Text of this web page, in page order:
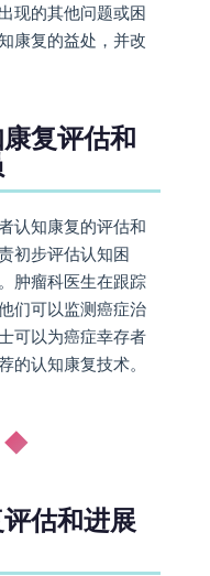
现的其他问题或困
康复的益处，并改
复评估和
认知康复的评估和
初步评估认知困
肿瘤科医生在跟踪
们可以监测癌症治
可以为癌症幸存者
的认知康复技术。
估和进展